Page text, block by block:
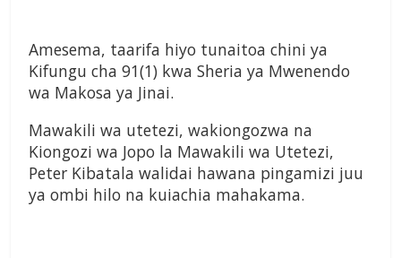
Amesema, taarifa hiyo tunaitoa chini ya
Kifungu cha 91(1) kwa Sheria ya Mwenendo
wa Makosa ya Jinai.
Mawakili wa utetezi, wakiongozwa na
Kiongozi wa Jopo la Mawakili wa Utetezi,
Peter Kibatala walidai hawana pingamizi juu
ya ombi hilo na kuiachia mahakama.